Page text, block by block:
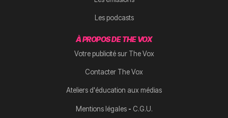
Les podcasts
À PROPOS DE THE VOX
Votre publicité sur The Vox
Contacter The Vox
Ateliers d'éducation aux médias
Mentions légales- C.G.U.